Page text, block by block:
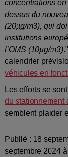
concentrations
dessus du
(20µg/m3), qui
institutions
l’OMS (10µg/m3)
calendrier
véhicules en
Les efforts se
du stationnement
semblent plaider
Publié : 18
septembre 2024